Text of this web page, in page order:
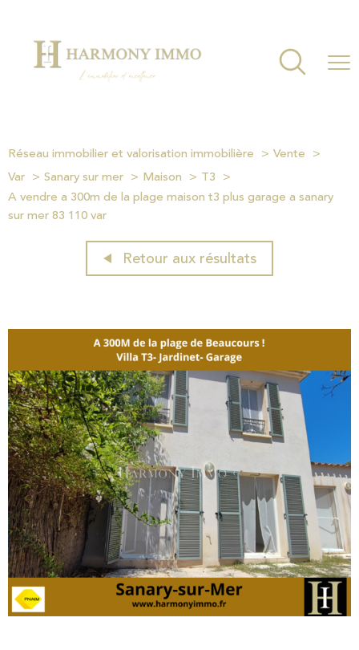
Réseau immobilier et valorisation immobilière
Vente
Var
Sanary sur mer Maison
T3
A vendre a 300m de la plage maison t3 plus garage a sanary
sur mer 83 110 var
Retour aux résultats